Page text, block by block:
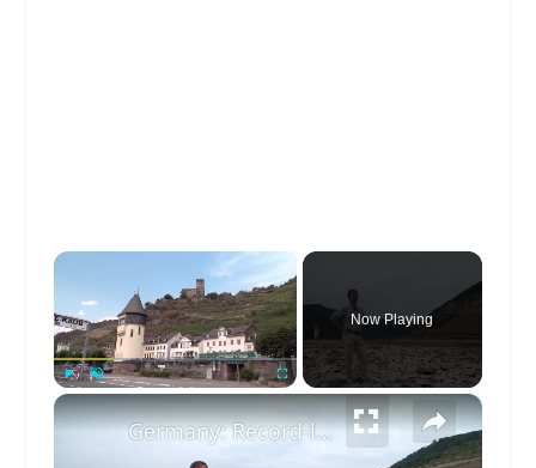
Fullscreen
Now Playing
×
Germany: Record-low Rhine water levels drive up transport costs in Germany.